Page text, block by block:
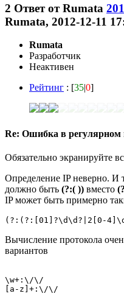
2 Ответ отRumata
Rumata, 2012-12-11
Rumata
Разработчик
Неактивен
Рейтинг : [35|0]
Re: Ошибка в
Обязательно экранируйте
Определение IP неверно. И
должно быть (?:( )) вместо
IP может быть примерно
(?:(?:[01]?\d\d?|2[0-
Вычисление протокола
вариантов
\w+:\/\/